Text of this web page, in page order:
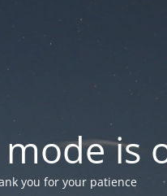
is
you for your patience!